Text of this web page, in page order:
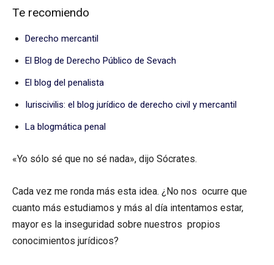
Te recomiendo
Derecho mercantil
El Blog de Derecho Público de Sevach
El blog del penalista
Iuriscivilis: el blog jurídico de derecho civil y mercantil
La blogmática penal
«Yo sólo sé que no sé nada», dijo Sócrates.
Cada vez me ronda más esta idea. ¿No nos ocurre que
cuanto más estudiamos y más al día intentamos estar,
mayor es la inseguridad sobre nuestros propios
conocimientos jurídicos?